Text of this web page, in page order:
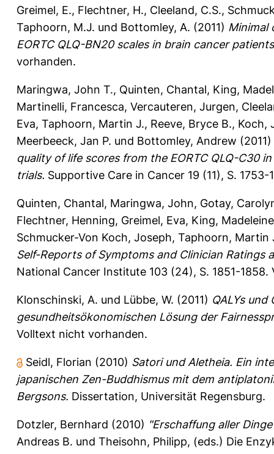
Greimel, E., Flechtner, H., Cleeland, C.S.,
Taphoorn, M.J. und Bottomley, A. (2011) Minimal
EORTC QLQ-BN20 scales in brain cancer
vorhanden.
Maringwa, John T., Quinten, Chantal, King,
Martinelli, Francesca, Vercauteren, Jurgen,
Eva, Taphoorn, Martin J., Reeve, Bryce B., Koch,
Meerbeeck, Jan P. und Bottomley, Andrew (2011)
quality of life scores from the EORTC QLQ-C30
trials. Supportive Care in Cancer 19 (11), S. 1753-
Quinten, Chantal, Maringwa, John, Gotay,
Flechtner, Henning, Greimel, Eva, King, Madeleine
Schmucker-Von Koch, Joseph, Taphoorn, Martin
Self-Reports of Symptoms and Clinician Ratings
National Cancer Institute 103 (24), S. 1851-1858.
Klonschinski, A. und Lübbe, W. (2011) QALYs
gesundheitsökonomischen Lösung der
Volltext nicht vorhanden.
Seidl, Florian (2010) Satori und Aletheia. Ein
japanischen Zen-Buddhismus mit dem
Bergsons. Dissertation, Universität Regensburg.
Dotzler, Bernhard (2010) "Erschaffung aller
Andreas B. und Theisohn, Philipp, (eds.) Die